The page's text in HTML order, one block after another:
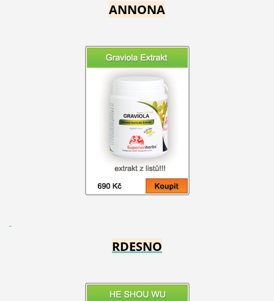
ANNONA
RDESNO